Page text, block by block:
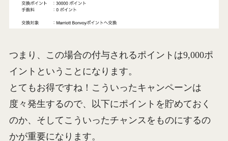
つまり、この場合の付与されるポイントは9,000ポ
イントということになります。
とてもお得ですね！こういったキャンペーンは
度々発生するので、以下にポイントを貯めておく
のか、そしてこういったチャンスをものにするの
かが重要になります。